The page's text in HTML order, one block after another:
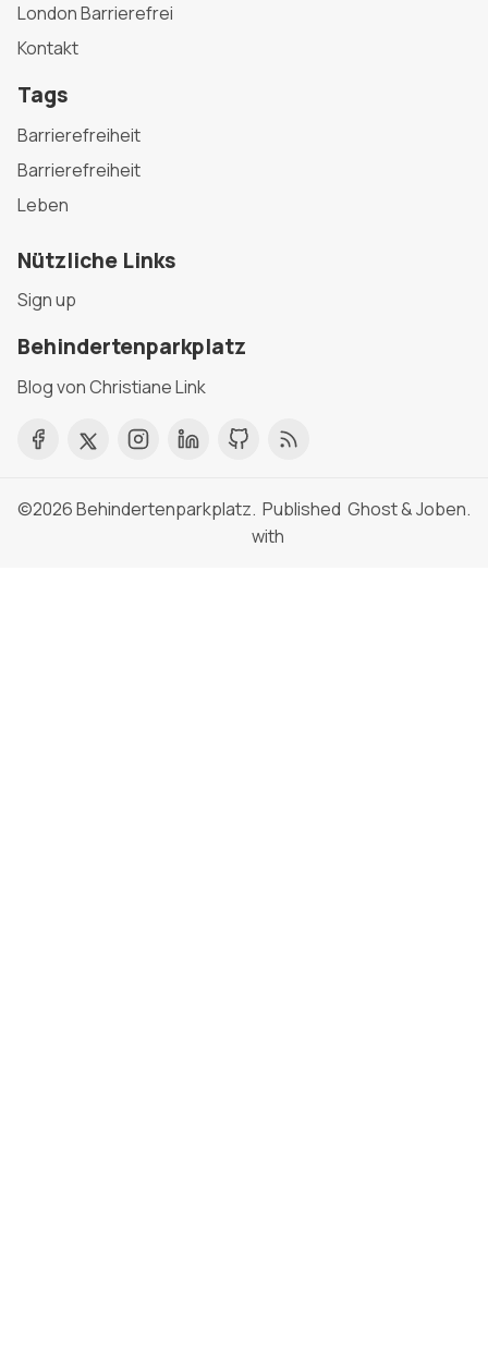
London Barrierefrei
Kontakt
Tags
Barrierefreiheit
Barrierefreiheit
Leben
Nützliche Links
Sign up
Behindertenparkplatz
Blog von Christiane Link
©2026Behindertenparkplatz. Published
with
Ghost&Joben.